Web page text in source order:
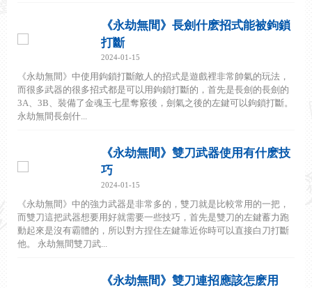
《永劫無間》長劍什麽招式能被鉤鎖
打斷
2024-01-15
《永劫無間》中使用鉤鎖打斷敵人的招式是遊戲裡非常帥氣的玩法，
而很多武器的很多招式都是可以用鉤鎖打斷的，首先是長劍的長劍的
3A、3B、裝備了金魂玉七星奪竅後，劍氣之後的左鍵可以鉤鎖打斷。
永劫無間長劍什...
《永劫無間》雙刀武器使用有什麽技
巧
2024-01-15
《永劫無間》中的強力武器是非常多的，雙刀就是比較常用的一把，
而雙刀這把武器想要用好就需要一些技巧，首先是雙刀的左鍵蓄力跑
動起來是沒有霸體的，所以對方捏住左鍵靠近你時可以直接白刀打斷
他。 永劫無間雙刀武...
《永劫無間》雙刀連招應該怎麽用